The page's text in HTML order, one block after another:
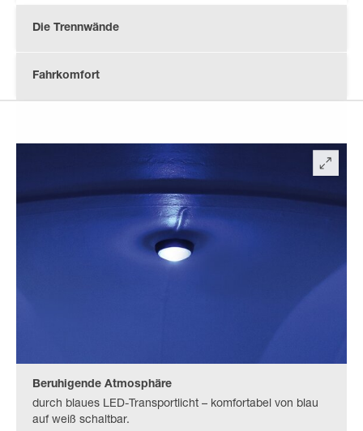
Die Trennwände
Fahrkomfort
Beruhigende Atmosphäre
durch blaues LED-Transportlicht – komfortabel von blau
auf weiß schaltbar.